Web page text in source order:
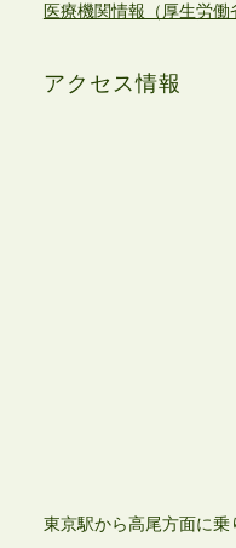
医療機関情報（厚生労働
アクセス情報
東京駅から高尾方面に乗